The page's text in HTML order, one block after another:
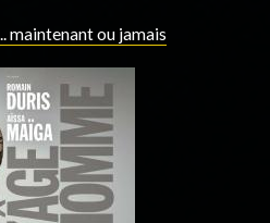
maintenant ou jamais